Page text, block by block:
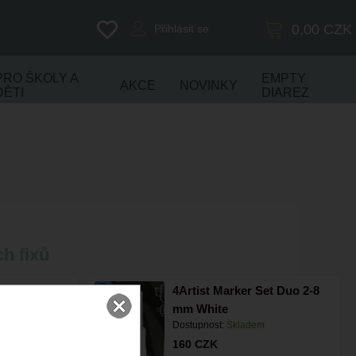
0,00 CZK
Přihlásit se
ŠKOLY A
AKCE NOVINKY
EMPTY
DIAREZ
4Artist Marker Set Duo 2-8
mm White
Dostupnost: Skladem
160 CZK